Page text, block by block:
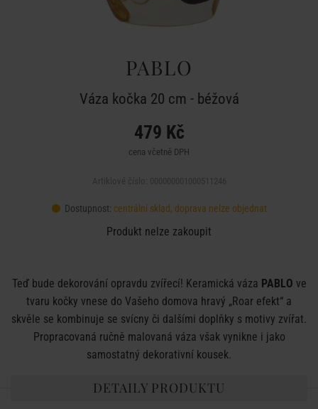
PABLO
Váza kočka 20 cm - béžová
479 Kč
cena včetně DPH
Dostupnost: centrální sklad, doprava nelze objednat
Produkt nelze zakoupit
Teď bude dekorování opravdu zvířecí! Keramická váza PABLO ve
tvaru kočky vnese do Vašeho domova hravý „Roar efekt“ a
skvěle se kombinuje se svícny či dalšími doplňky s motivy zvířat.
Propracovaná ručně malovaná váza však vynikne i jako
samostatný dekorativní kousek.
DETAILY PRODUKTU